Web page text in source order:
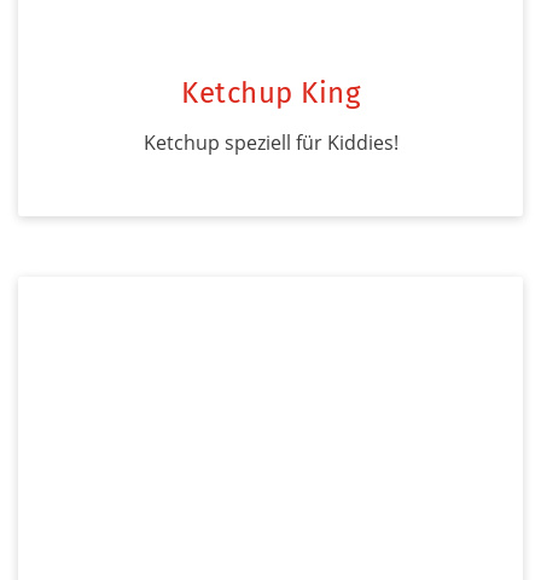
Ketchup King
Ketchup speziell für Kiddies!